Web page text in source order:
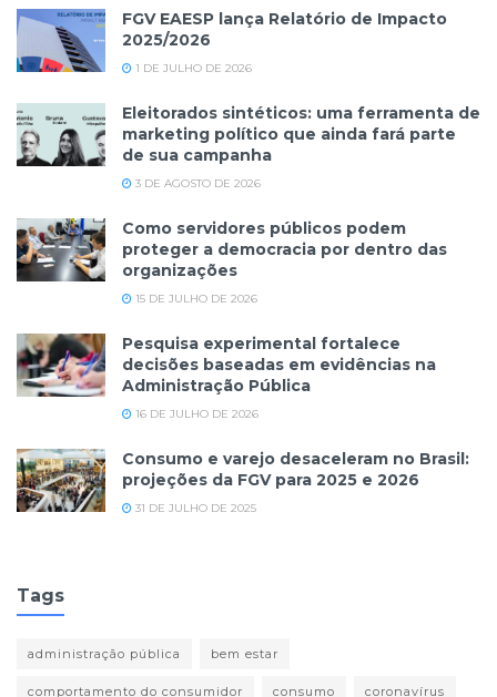
FGV EAESP lança Relatório de Impacto
2025/2026
1 DE JULHO DE 2026
Eleitorados sintéticos: uma ferramenta de
marketing político que ainda fará parte
de sua campanha
3 DE AGOSTO DE 2026
Como servidores públicos podem
proteger a democracia por dentro das
organizações
15 DE JULHO DE 2026
Pesquisa experimental fortalece
decisões baseadas em evidências na
Administração Pública
16 DE JULHO DE 2026
Consumo e varejo desaceleram no Brasil:
projeções da FGV para 2025 e 2026
31 DE JULHO DE 2025
Tags
administração pública bem estar
comportamento do consumidor consumo coronavírus